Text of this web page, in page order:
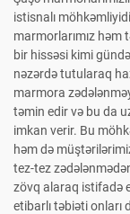
istisnalı
marmorlarımız həm
bir hissəsi kimi
nəzərdə tutularaq
marmora
təmin edir və bu da
imkan verir. Bu
həm də
tez-tez
zövq alaraq istifadə
etibarlı təbiəti onları